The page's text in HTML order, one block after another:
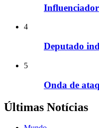
4
Deputado
5
Onda de
Últimas Notícias